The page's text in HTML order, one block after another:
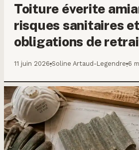
Toiture éverite
risques sanitaires
obligations de
11 juin 2026·Soline Artaud-Legendre·6